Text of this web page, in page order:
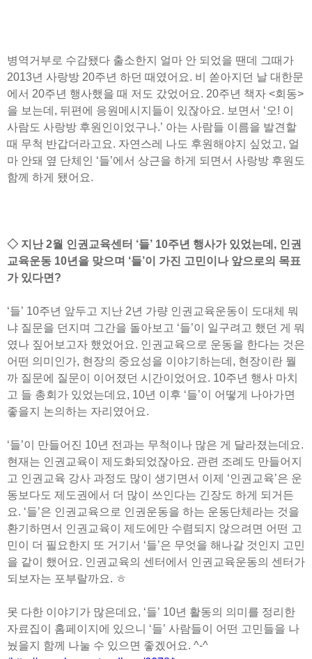
병역거부로 수감됐다 출소한지 얼마 안 되었을 땐데 그때가
2013년 사랑방 20주년 하던 때였어요. 비 쏟아지던 날 대한문
에서 20주년 행사했을 때 저도 갔었어요. 20주년 책자 <회동>
을 보는데, 뒤편에 응원메시지들이 있잖아요. 보면서 ‘오! 이
사람도 사랑방 후원인이었구나.’ 아는 사람들 이름을 발견할
때 무척 반갑더라고요. 자연스레 나도 후원해야지 싶었고, 얼
마 안돼 옆 단체인 ‘들’에서 상근을 하게 되면서 사랑방 후원도
함께 하게 됐어요.
◇ 지난 2월 인권교육센터 ‘들’ 10주년 행사가 있었는데, 인권
교육운동 10년을 맞으며 ‘들’이 가진 고민이나 앞으로의 목표
가 있다면?
‘들’ 10주년 앞두고 지난 2년 가량 인권교육운동이 도대체 뭐
냐 질문을 던지며 그간을 돌아보고 ‘들’이 일구려고 했던 게 뭐
였나 짚어보고자 했었어요. 인권교육으로 운동을 한다는 것은
어떤 의미인가, 현장의 중요성을 이야기하는데, 현장이란 뭘
까 질문에 질문이 이어졌던 시간이었어요. 10주년 행사 마치
고 들 총회가 있었는데요, 10년 이후 ‘들’이 어떻게 나아가면
좋을지 논의하는 자리였어요.
‘들’이 만들어진 10년 전과는 무척이나 많은 게 달라졌는데요.
현재는 인권교육이 제도화되었잖아요. 관련 조례도 만들어지
고 인권교육 강사 과정도 많이 생기면서 이제 ‘인권교육’은 운
동보다도 제도권에서 더 많이 쓰인다는 긴장도 하게 되거든
요. ‘들’은 인권교육으로 인권운동을 하는 운동단체라는 것을
환기하면서 인권교육이 제도에만 수렴되지 않으려면 어떤 고
민이 더 필요한지 또 거기서 ‘들’은 무엇을 해나갈 것인지 고민
을 같이 했어요. 인권교육의 센터에서 인권교육운동의 센터가
되보자는 포부랄까요. ㅎ
못 다한 이야기가 많은데요, ‘들’ 10년 활동의 의미를 정리한
자료집이 홈페이지에 있으니 ‘들’ 사람들이 어떤 고민들을 나
눴을지 함께 나눌 수 있으면 좋겠어요. ^-^